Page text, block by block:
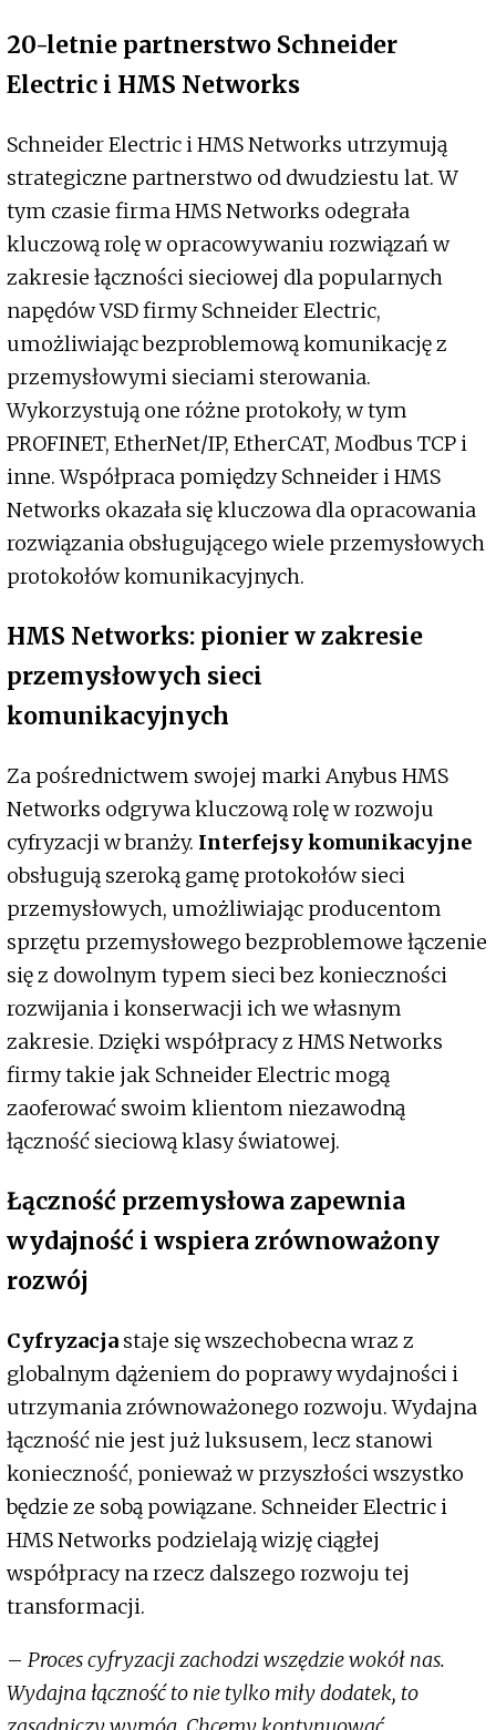
20-letnie partnerstwo Schneider
Electric i HMS Networks
Schneider Electric i HMS Networks utrzymują
strategiczne partnerstwo od dwudziestu lat. W
tym czasie firma HMS Networks odegrała
kluczową rolę w opracowywaniu rozwiązań w
zakresie łączności sieciowej dla popularnych
napędów VSD firmy Schneider Electric,
umożliwiając bezproblemową komunikację z
przemysłowymi sieciami sterowania.
Wykorzystują one różne protokoły, w tym
PROFINET, EtherNet/IP, EtherCAT, Modbus TCP i
inne. Współpraca pomiędzy Schneider i HMS
Networks okazała się kluczowa dla opracowania
rozwiązania obsługującego wiele przemysłowych
protokołów komunikacyjnych.
HMS Networks: pionier w zakresie
przemysłowych sieci
komunikacyjnych
Za pośrednictwem swojej marki Anybus HMS
Networks odgrywa kluczową rolę w rozwoju
cyfryzacji w branży. Interfejsy komunikacyjne
obsługują szeroką gamę protokołów sieci
przemysłowych, umożliwiając producentom
sprzętu przemysłowego bezproblemowe łączenie
się z dowolnym typem sieci bez konieczności
rozwijania i konserwacji ich we własnym
zakresie. Dzięki współpracy z HMS Networks
firmy takie jak Schneider Electric mogą
zaoferować swoim klientom niezawodną
łączność sieciową klasy światowej.
Łączność przemysłowa zapewnia
wydajność i wspiera zrównoważony
rozwój
Cyfryzacja staje się wszechobecna wraz z
globalnym dążeniem do poprawy wydajności i
utrzymania zrównoważonego rozwoju. Wydajna
łączność nie jest już luksusem, lecz stanowi
konieczność, ponieważ w przyszłości wszystko
będzie ze sobą powiązane. Schneider Electric i
HMS Networks podzielają wizję ciągłej
współpracy na rzecz dalszego rozwoju tej
transformacji.
– Proces cyfryzacji zachodzi wszędzie wokół nas.
Wydajna łączność to nie tylko miły dodatek, to